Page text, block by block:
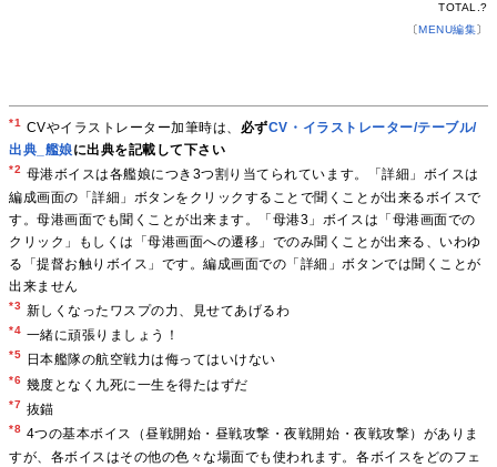
TOTAL.?
〔 MENU編集〕
*1 CVやイラストレーター加筆時は、 必ずCV・イラストレーター/テーブル/
出典_艦娘に出典を記載して下さい
*2 母港ボイスは各艦娘につき3つ割り当てられています。「詳細」ボイスは
編成画面の「詳細」ボタンをクリックすることで聞くことが出来るボイスで
す。母港画面でも聞くことが出来ます。「母港3」ボイスは「母港画面での
クリック」もしくは「母港画面への遷移」でのみ聞くことが出来る、いわゆ
る「提督お触りボイス」です。編成画面での「詳細」ボタンでは聞くことが
出来ません
*3 新しくなったワスプの力、見せてあげるわ
*4 一緒に頑張りましょう！
*5 日本艦隊の航空戦力は侮ってはいけない
*6 幾度となく九死に一生を得たはずだ
*7 抜錨
*8 4つの基本ボイス（昼戦開始・昼戦攻撃・夜戦開始・夜戦攻撃）がありま
すが、各ボイスはその他の色々な場面でも使われます。各ボイスをどのフェ